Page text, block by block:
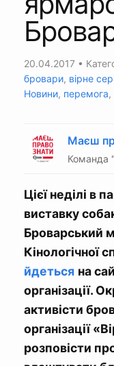
20.04.2017 •
бровари, вірне
Новини, перемога,
Маєш
Команда
Цієї неділі в
виставку
Броварський
Кінологічної
йдеться на
організації.
активісти
організації
розповісти